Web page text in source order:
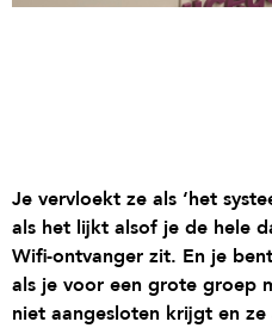
Je vervloekt ze als ‘het
als het lijkt alsof je de hele
Wifi-ontvanger zit. En je
als je voor een grote groep
niet aangesloten krijgt en ze